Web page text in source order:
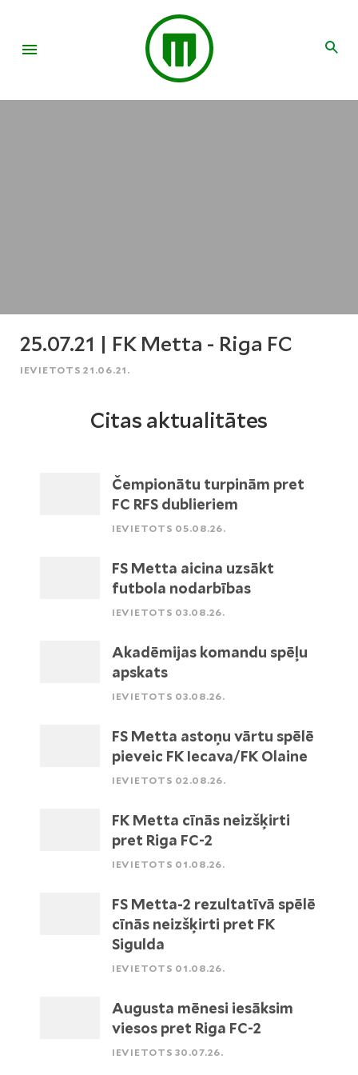
25.07.21 | FK Metta - Riga FC
IEVIETOTS 21.06.21.
Citas aktualitātes
Čempionātu turpinām pret
FC RFS dublieriem
IEVIETOTS 05.08.26.
FS Metta aicina uzsākt
futbola nodarbības
IEVIETOTS 03.08.26.
Akadēmijas komandu spēļu
apskats
IEVIETOTS 03.08.26.
FS Metta astoņu vārtu spēlē
pieveic FK Iecava/FK Olaine
IEVIETOTS 02.08.26.
FK Metta cīnās neizšķirti
pret Riga FC-2
IEVIETOTS 01.08.26.
FS Metta-2 rezultatīvā spēlē
cīnās neizšķirti pret FK
Sigulda
IEVIETOTS 01.08.26.
Augusta mēnesi iesāksim
viesos pret Riga FC-2
IEVIETOTS 30.07.26.